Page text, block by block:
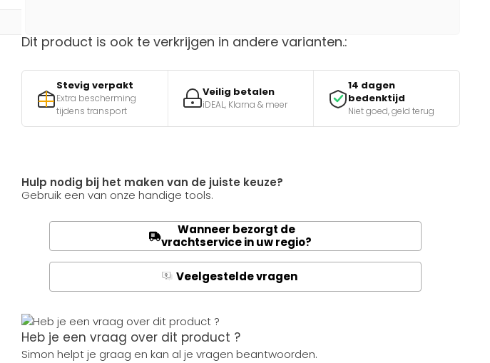
Dit product is ook te verkrijgen in andere varianten.:
Stevig verpakt
Extra bescherming
tijdens transport
Veilig betalen
iDEAL, Klarna & meer
14 dagen
bedenktijd
Niet goed, geld terug
Hulp nodig bij het maken van de juiste keuze?
Gebruik een van onze handige tools.
Wanneer bezorgt de
vrachtservice in uw regio?
Q Veelgestelde vragen
Heb je een vraag over dit product ?
Simon helpt je graag en kan al je vragen beantwoorden.